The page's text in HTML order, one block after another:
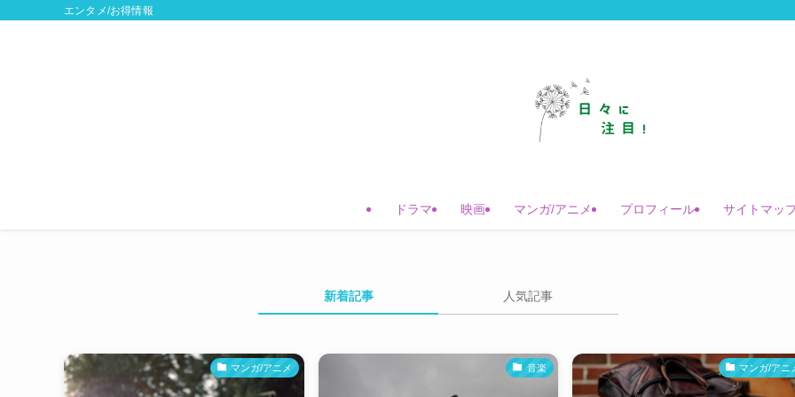
エンタメ/お得情報
ドラマ 映画 マンガ/アニメ プロフィール サイトマッ
新着記事 人気記事
マンガ/アニメ 音楽 マンガ/アニ